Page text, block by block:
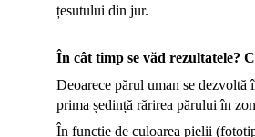
țesutului din jur.
În cât timp se văd rezultatele?
Deoarece părul uman se dezvoltă
prima ședință rărirea părului în
În funcție de culoarea pielii